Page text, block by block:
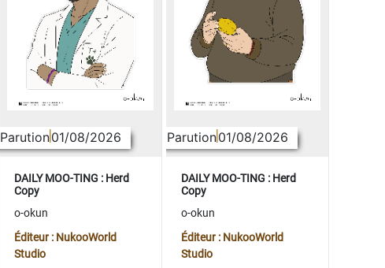
Parution01/08/2026
DAILY MOO-TING : Herd
Copy
o-okun
Éditeur : NukooWorld
Studio
Parution01/08/2026
DAILY MOO-TING : Herd
Copy
o-okun
Éditeur : NukooWorld
Studio